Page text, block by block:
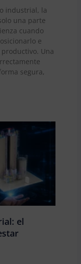
industrial, la
una parte
cuando
e
Una
segura,
el